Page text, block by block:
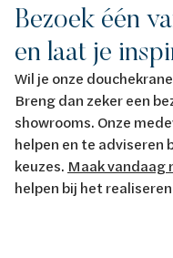
Bezoek één
en laat je
Wil je onze
Breng dan zeker een
showrooms. Onze
helpen en te adviseren
keuzes. Maak vandaag
helpen bij het